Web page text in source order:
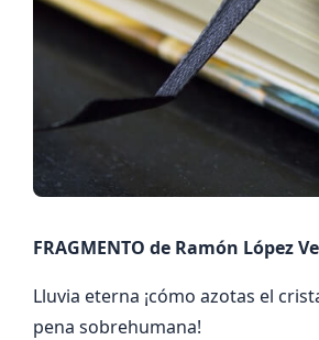
FRAGMENTO de Ramón López
Lluvia eterna ¡cómo azotas el
pena sobrehumana!